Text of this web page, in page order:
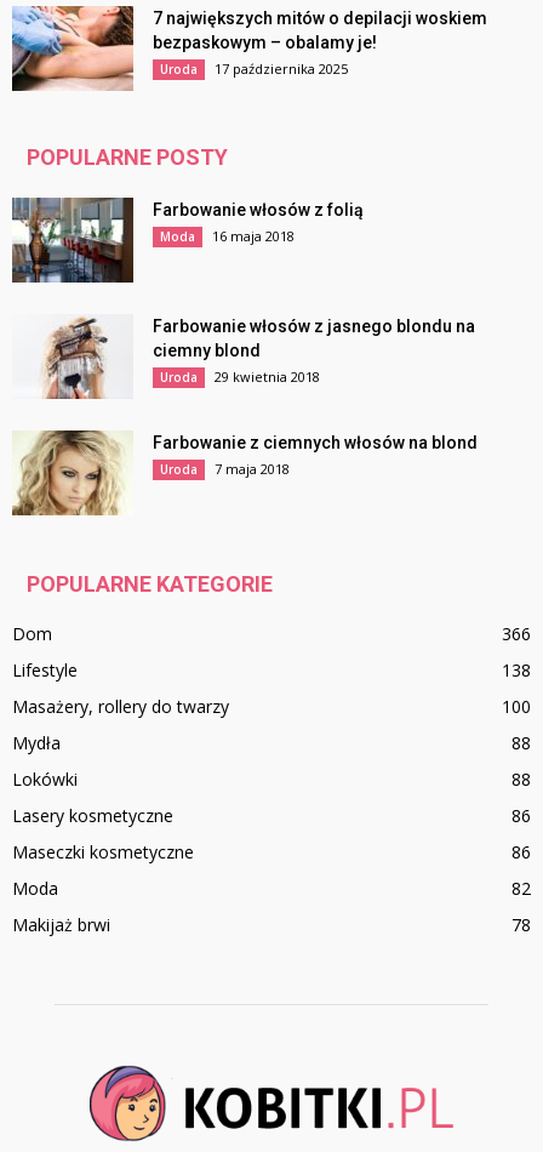
7 największych mitów o depilacji woskiem
bezpaskowym – obalamy je!
Uroda 17 października 2025
POPULARNE POSTY
Farbowanie włosów z folią
Moda 16 maja 2018
Farbowanie włosów z jasnego blondu na
ciemny blond
Uroda 29 kwietnia 2018
Farbowanie z ciemnych włosów na blond
Uroda 7 maja 2018
POPULARNE KATEGORIE
Dom
366
Lifestyle
138
Masażery, rollery do twarzy
100
Mydła
88
Lokówki
88
Lasery kosmetyczne
86
Maseczki kosmetyczne
86
Moda
82
Makijaż brwi
78